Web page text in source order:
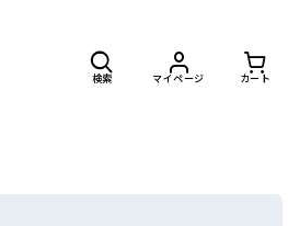
検索 マイページ カート